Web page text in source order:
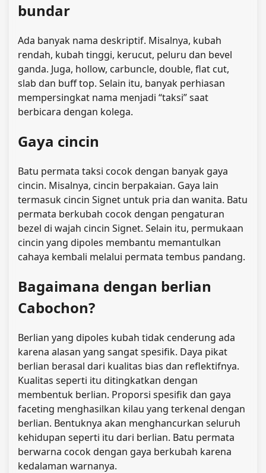
bundar
Ada banyak nama deskriptif. Misalnya, kubah
rendah, kubah tinggi, kerucut, peluru dan bevel
ganda. Juga, hollow, carbuncle, double, flat cut,
slab dan buff top. Selain itu, banyak perhiasan
mempersingkat nama menjadi “taksi” saat
berbicara dengan kolega.
Gaya cincin
Batu permata taksi cocok dengan banyak gaya
cincin. Misalnya, cincin berpakaian. Gaya lain
termasuk cincin Signet untuk pria dan wanita. Batu
permata berkubah cocok dengan pengaturan
bezel di wajah cincin Signet. Selain itu, permukaan
cincin yang dipoles membantu memantulkan
cahaya kembali melalui permata tembus pandang.
Bagaimana dengan berlian
Cabochon?
Berlian yang dipoles kubah tidak cenderung ada
karena alasan yang sangat spesifik. Daya pikat
berlian berasal dari kualitas bias dan reflektifnya.
Kualitas seperti itu ditingkatkan dengan
membentuk berlian. Proporsi spesifik dan gaya
faceting menghasilkan kilau yang terkenal dengan
berlian. Bentuknya akan menghancurkan seluruh
kehidupan seperti itu dari berlian. Batu permata
berwarna cocok dengan gaya berkubah karena
kedalaman warnanya.